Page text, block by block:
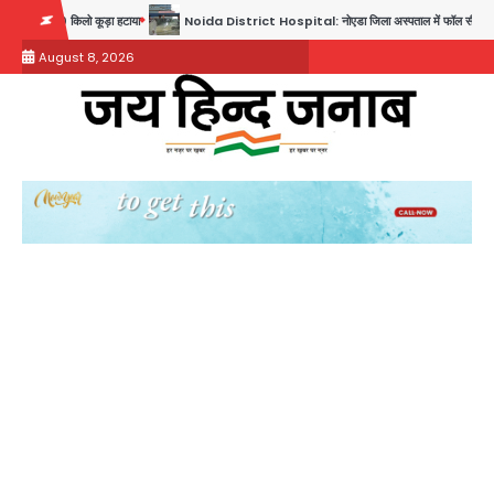
content
हटाया Noida District Hospital: नोएडा जिला अस्पताल में फॉल सीलिंग गिरी, गायनो OT
August 8, 2026